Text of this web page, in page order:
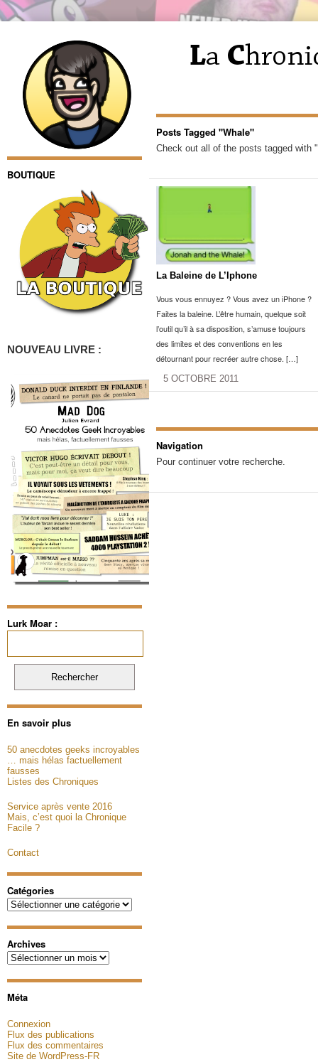
BOUTIQUE
NOUVEAU LIVRE :
Lurk Moar :
En savoir plus
50 anecdotes geeks incroyables
… mais hélas factuellement
fausses
Listes des Chroniques
Service après vente 2016
Mais, c’est quoi la Chronique
Facile ?
Contact
Catégories
Catégories
Archives
Archives
Méta
Connexion
Flux des publications
Flux des commentaires
Site de WordPress-FR
Posts Tagged "Whale"
Check out all of the posts tagged with
La Baleine de L’Iphone
Vous vous ennuyez ? Vous avez un iPhone ?
Faites la baleine. L’être humain, quelque soit
l’outil qu’il à sa disposition, s’amuse toujours
des limites et des conventions en les
détournant pour recréer autre chose. […]
5 OCTOBRE 2011
Navigation
Pour continuer votre recherche.